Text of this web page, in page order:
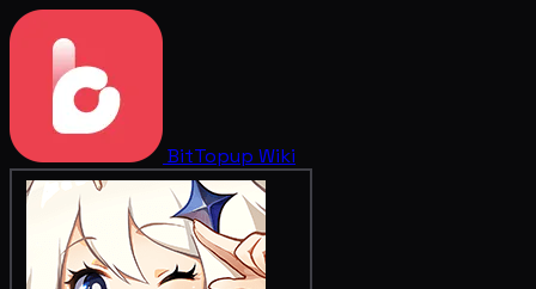
BitTopup Wiki